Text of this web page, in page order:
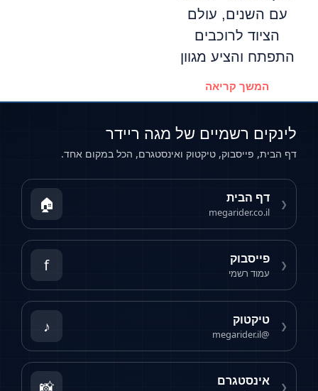
עם השנים, עולם
הציוד לרוכבים
התפתח והציע מגוון
המשך קריאה
לינקים רשמיים של מגה ריידר
דף הבית, פייסבוק, טיקטוק ואינסטגרם, הכל במקום אחד.
❮ דף הבית
megarider.co.il
🏠
❮ פייסבוק
עמוד רשמי f
❮ טיקטוק
@megarider.il
♪
❮ אינסטגרם 📸